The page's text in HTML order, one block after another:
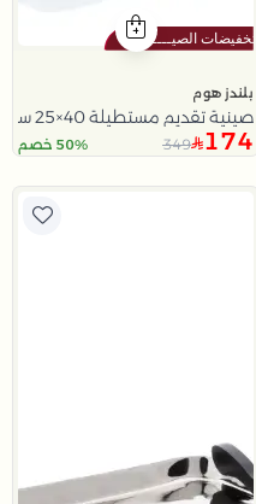
بلندز هوم
صينية تقديم مستطيلة 40×25 سم فضية من الألمنيوم بمقابض خشبية سوداء من نقاء
174
349 50% خصم